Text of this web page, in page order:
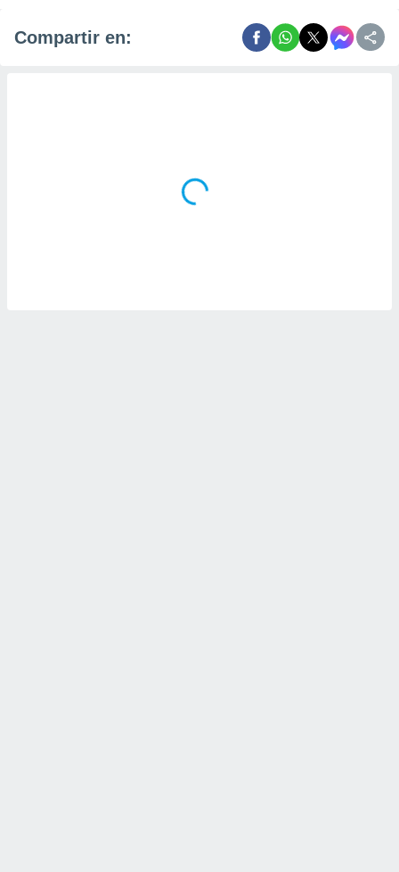
Compartir en: